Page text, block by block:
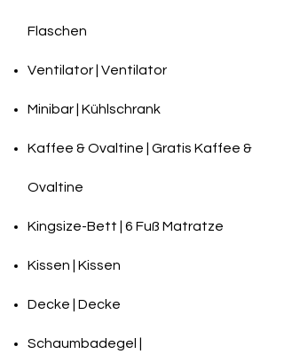
Flaschen
Ventilator | Ventilator
Minibar | Kühlschrank
Kaffee & Ovaltine | Gratis Kaffee &
Ovaltine
Kingsize-Bett | 6 Fuß Matratze
Kissen | Kissen
Decke | Decke
Schaumbadegel |